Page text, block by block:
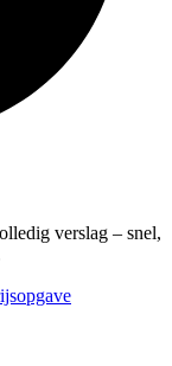
verslag – snel,